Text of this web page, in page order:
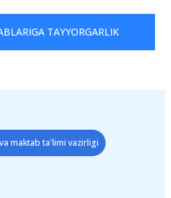
TAYYORGARLIK
maktab ta'limi vazirligi